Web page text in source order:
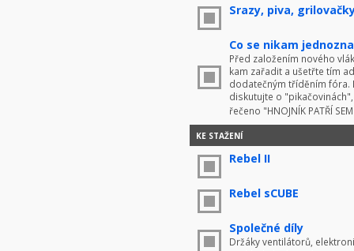
Srazy, piva,
Co se nikam
Před založením nového
kam zařadit a ušetřte tím
dodatečným tříděním fóra.
diskutujte o
řečeno "HNOJNÍK PATŘÍ
KE STAŽENÍ
Rebel II
Rebel sCUBE
Společné díly
Držáky ventilátorů,